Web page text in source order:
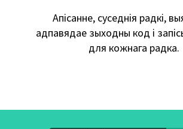
Апісанне, суседнія радкі,
адпавядае зыходны код і
для кожнага радка.